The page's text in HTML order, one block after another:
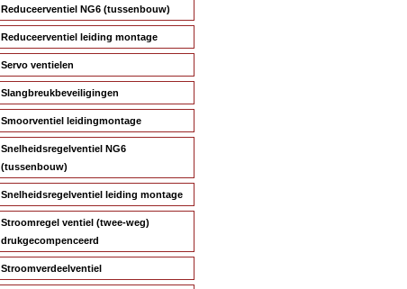
Reduceerventiel NG6 (tussenbouw)
Reduceerventiel leiding montage
Servo ventielen
Slangbreukbeveiligingen
Smoorventiel leidingmontage
Snelheidsregelventiel NG6
(tussenbouw)
Snelheidsregelventiel leiding montage
Stroomregel ventiel (twee-weg)
drukgecompenceerd
Stroomverdeelventiel